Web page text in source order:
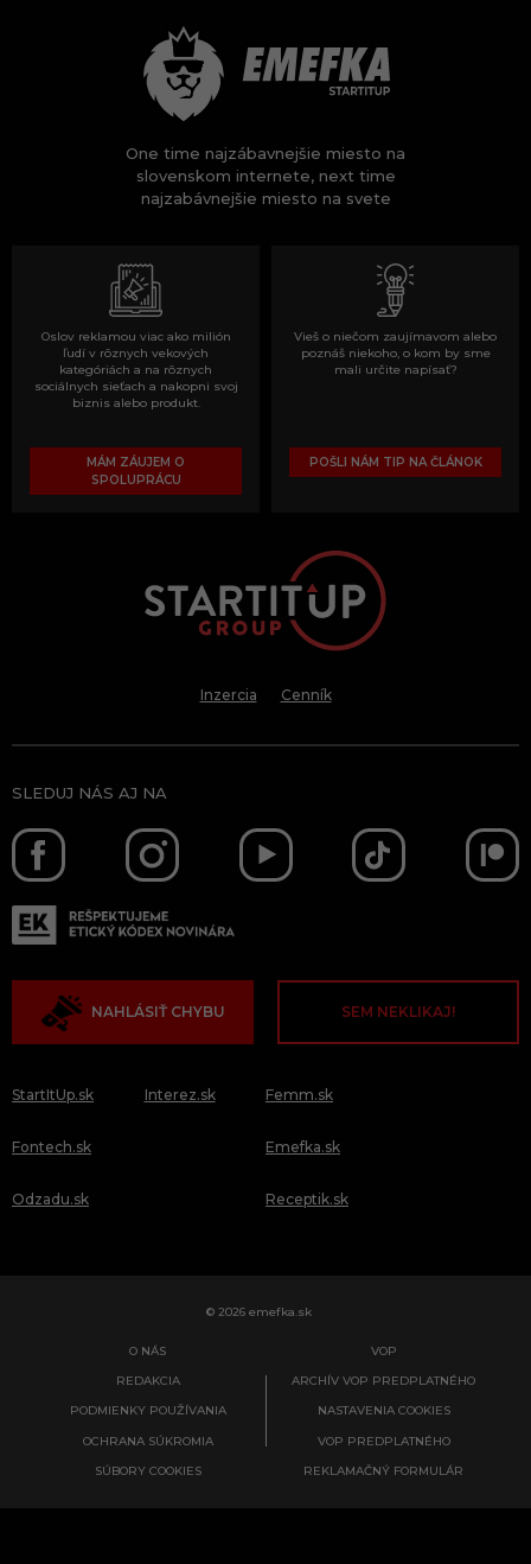
One time najzábavnejšie miesto na
slovenskom internete, next time
najzabávnejšie miesto na svete
Oslov reklamou viac ako milión
ľudí v rôznych vekových
kategóriách a na rôznych
sociálnych sieťach a nakopni svoj
biznis alebo produkt.
MÁM ZÁUJEM O
SPOLUPRÁCU
Vieš o niečom zaujímavom alebo
poznáš niekoho, o kom by sme
mali určite napísať?
POŠLI NÁM TIP NA ČLÁNOK
Inzercia Cenník
SLEDUJ NÁS AJ NA
NAHLÁSIŤ CHYBU SEM NEKLIKAJ!
StartItUp.sk
Fontech.sk
Odzadu.sk
Interez.sk Femm.sk
Emefka.sk
Receptik.sk
© 2026 emefka.sk
O NÁS
REDAKCIA
PODMIENKY POUŽÍVANIA
OCHRANA SÚKROMIA
SÚBORY COOKIES
VOP
ARCHÍV VOP PREDPLATNÉHO
NASTAVENIA COOKIES
VOP PREDPLATNÉHO
REKLAMAČNÝ FORMULÁR